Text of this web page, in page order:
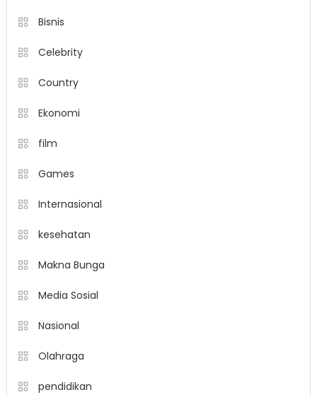
Bisnis
Celebrity
Country
Ekonomi
film
Games
Internasional
kesehatan
Makna Bunga
Media Sosial
Nasional
Olahraga
pendidikan